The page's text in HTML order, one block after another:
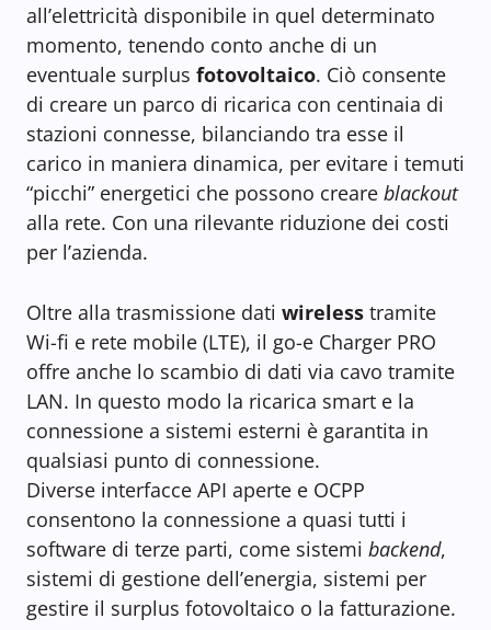
all’elettricità disponibile in quel determinato
momento, tenendo conto anche di un
eventuale surplus fotovoltaico. Ciò consente
di creare un parco di ricarica con centinaia di
stazioni connesse, bilanciando tra esse il
carico in maniera dinamica, per evitare i temuti
“picchi” energetici che possono creare blackout
alla rete. Con una rilevante riduzione dei costi
per l’azienda.
Oltre alla trasmissione dati wireless tramite
Wi-fi e rete mobile (LTE), il go-e Charger PRO
offre anche lo scambio di dati via cavo tramite
LAN. In questo modo la ricarica smart e la
connessione a sistemi esterni è garantita in
qualsiasi punto di connessione.
Diverse interfacce API aperte e OCPP
consentono la connessione a quasi tutti i
software di terze parti, come sistemi backend,
sistemi di gestione dell’energia, sistemi per
gestire il surplus fotovoltaico o la fatturazione.